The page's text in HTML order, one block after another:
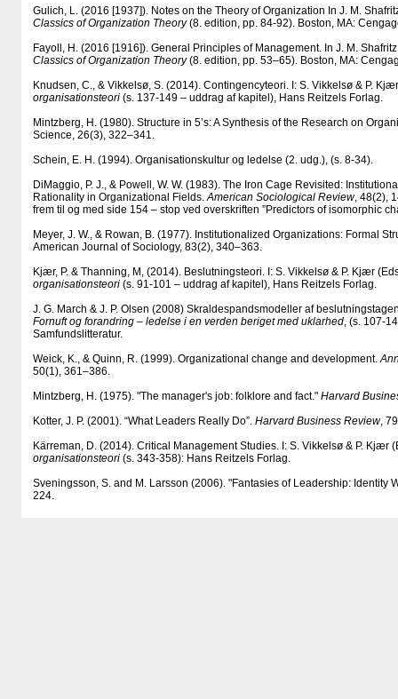
Gulich, L. (2016 [1937]). Notes on the Theory of Organization In J. M.
Classics of Organization Theory(8. edition, pp. 84-92). Boston, MA:
Fayoll, H. (2016 [1916]). General Principles of Management. In J. M.
Classics of Organization Theory(8. edition, pp. 53–65). Boston, MA:
Knudsen, C., & Vikkelsø, S. (2014). Contingencyteori. I: S. Vikkelsø & P.
organisationsteori (s. 137-149 – uddrag af kapitel), Hans Reitzels Forlag.
Mintzberg, H. (1980). Structure in 5’s: A Synthesis of the Research on
Science, 26(3), 322–341.
Schein, E. H. (1994). Organisationskultur og ledelse (2. udg.), (s. 8-34).
DiMaggio, P. J., & Powell, W. W. (1983). The Iron Cage Revisited:
Rationality in Organizational Fields.American Sociological Review, 48(2),
frem til og med side 154 – stop ved overskriften ”Predictors of isomorphic
Meyer, J. W., & Rowan, B. (1977). Institutionalized Organizations: Formal
American Journal of Sociology, 83(2), 340–363.
Kjær, P. & Thanning, M, (2014). Beslutningsteori. I: S. Vikkelsø & P. Kjær
organisationsteori (s. 91-101 – uddrag af kapitel), Hans Reitzels Forlag.
J. G. March & J. P. Olsen (2008) Skraldespandsmodeller af
Fornuft og forandring – ledelse i en verden beriget med uklarhed, (s. 107-
Samfundslitteratur.
Weick, K., & Quinn, R. (1999). Organizational change and development.
50(1), 361–386.
Mintzberg, H. (1975). "The manager's job: folklore and fact." Harvard Busi
Kotter, J. P. (2001). “What Leaders Really Do”. Harvard Business Review,
Kärreman, D. (2014). Critical Management Studies. I: S. Vikkelsø & P. Kjær
organisationsteori (s. 343-358): Hans Reitzels Forlag.
Sveningsson, S. and M. Larsson (2006). "Fantasies of Leadership: Identity
224.